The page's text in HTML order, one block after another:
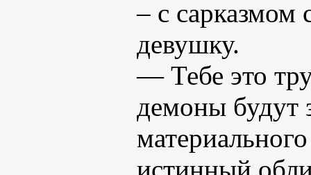
– с сарказмом
девушку.
— Тебе это
демоны будут